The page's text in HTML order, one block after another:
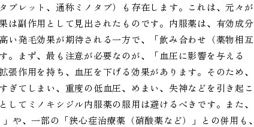
ブレット、通称ミノタブ）も存在します。これは、元々が
は副作用として見出されたものです。内服薬は、有効成分
い発毛効果が期待される一方で、「飲み合わせ（薬物相互
まず、最も注意が必要なのが、「血圧に影響を与える
作用を持ち、血圧を下げる効果があります。そのため、
てしまい、重度の低血圧、めまい、失神などを引き起こ
てミノキシジル内服薬の服用は避けるべきです。また、
や、一部の「狭心症治療薬（硝酸薬など）」との併用も、